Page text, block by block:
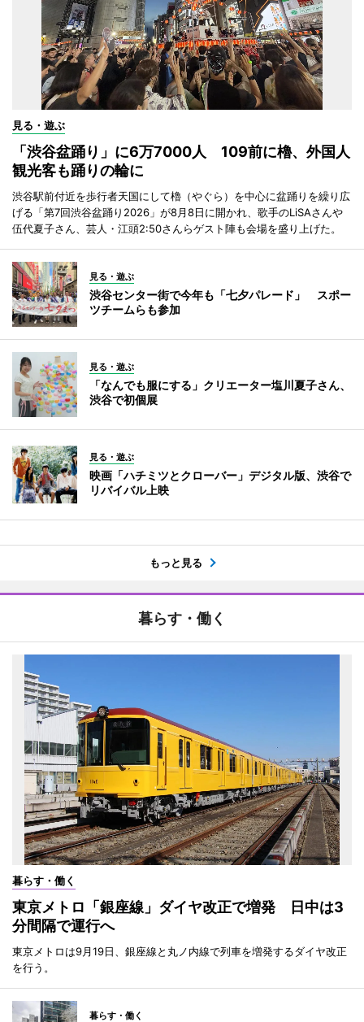
見る・遊ぶ
「渋谷盆踊り」に6万7000人 109前に櫓、外国人
観光客も踊りの輪に
渋谷駅前付近を歩行者天国にして櫓（やぐら）を中心に盆踊りを繰り広
げる「第7回渋谷盆踊り2026」が8月8日に開かれ、歌手のLiSAさんや
伍代夏子さん、芸人・江頭2:50さんらゲスト陣も会場を盛り上げた。
見る・遊ぶ
渋谷センター街で今年も「七夕パレード」 スポー
ツチームらも参加
見る・遊ぶ
「なんでも服にする」クリエーター塩川夏子さん、
渋谷で初個展
見る・遊ぶ
映画「ハチミツとクローバー」デジタル版、渋谷で
リバイバル上映
もっと見る
暮らす・働く
暮らす・働く
東京メトロ「銀座線」ダイヤ改正で増発 日中は3
分間隔で運行へ
東京メトロは9月19日、銀座線と丸ノ内線で列車を増発するダイヤ改正
を行う。
暮らす・働く